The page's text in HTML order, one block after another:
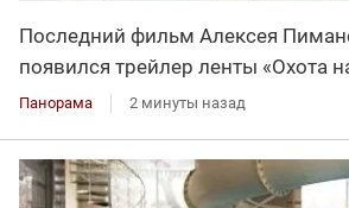
Последний фильм Алексея
появился трейлер ленты «Охота
Панорама 2 минуты назад